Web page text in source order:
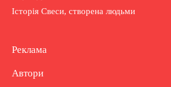
Історія Свеси, створена людьми
Реклама
Автори